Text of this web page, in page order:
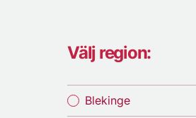
Välj region:
Blekinge